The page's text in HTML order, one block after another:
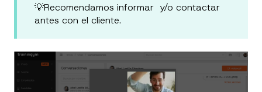
💡Recomendamos informar y/o contactar
antes con el cliente.